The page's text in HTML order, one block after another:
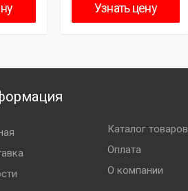
Узнать цену
Каталог товаров
Оплата
О компании